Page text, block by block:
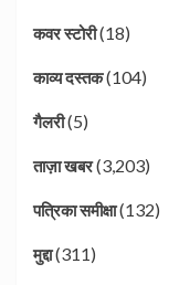
कवर स्टोरी(18)
काव्य दस्तक(104)
गैलरी(5)
ताज़ा खबर(3,203)
पत्रिका समीक्षा(132)
मुद्दा(311)